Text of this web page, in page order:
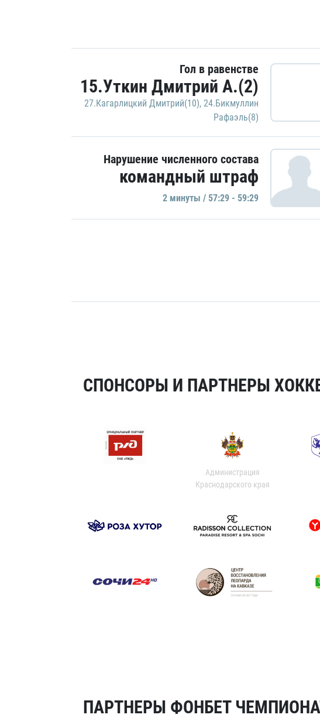
Гол в равенстве
15.Уткин Дмитрий А.(2)
27.Кагарлицкий Дмитрий(10), 24.Бикмуллин
Рафаэль(8)
Нарушение численного состава
командный штраф
2 минуты / 57:29 - 59:29
СПОНСОРЫ И ПАРТНЕРЫ
Администрация
Краснодарского края
ПАРТНЕРЫ ФОНБЕТ